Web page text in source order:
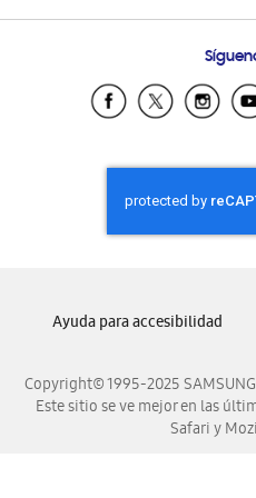
Samsung
Samsung
Samsung
Samsung
Copyright© 1995-2025
Este sitio se ve mejor en las
Safari y
Ayuda para accesibilidad